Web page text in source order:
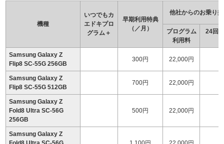
機種
いつでもカ
エドキプロ
グラム＋
早期利用特典
（／月）
他社からのお乗り
プログラム
利用料
24回
Samsung Galaxy Z
Flip8 SC-55G 256GB
300円 22,000円
Samsung Galaxy Z
Flip8 SC-55G 512GB
700円 22,000円
Samsung Galaxy Z
Fold8 Ultra SC-56G
256GB
500円 22,000円
Samsung Galaxy Z